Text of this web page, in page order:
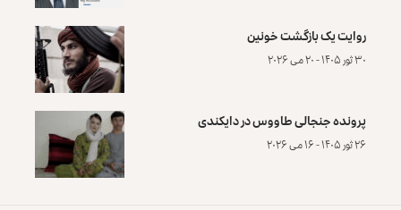
روایت یک بازگشت خونین
۳۰ ثور ۱۴۰۵ - ۲۰ می ۲۰۲۶
پرونده‌ جنجالی طاووس در دایکندی
۲۶ ثور ۱۴۰۵ - ۱۶ می ۲۰۲۶